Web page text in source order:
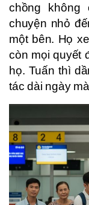
chồng
chuyện nhỏ
một bên. Họ
còn mọi quyết
họ. Tuấn thì
tác dài ngày